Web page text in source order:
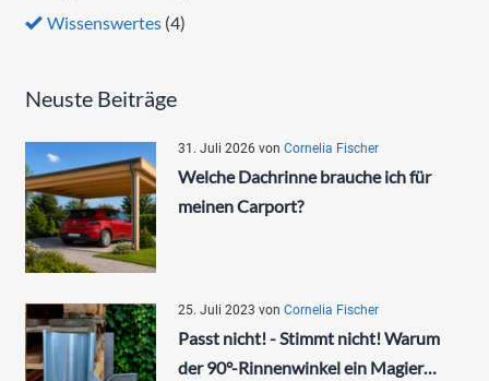
Wissenswertes (4)
Neuste Beiträge
31. Juli 2026 von Cornelia Fischer
Welche Dachrinne brauche ich für
meinen Carport?
25. Juli 2023 von Cornelia Fischer
Passt nicht! - Stimmt nicht! Warum
der 90°-Rinnenwinkel ein Magier…